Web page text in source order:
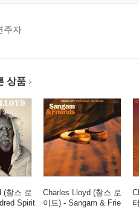
주자
상품
(찰스 로
Spirit
Charles Lloyd (찰스 로
이드) - Sangam & Frie